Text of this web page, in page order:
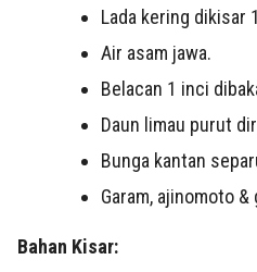
Lada kering dikisar
Air asam jawa.
Belacan 1 inci
Daun limau purut
Bunga kantan
Garam, ajinomoto &
Bahan Kisar: